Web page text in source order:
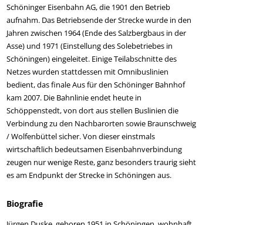
Schöninger Eisenbahn AG, die 1901 den Betrieb
aufnahm. Das Betriebsende der Strecke wurde in den
Jahren zwischen 1964 (Ende des Salzbergbaus in der
Asse) und 1971 (Einstellung des Solebetriebes in
Schöningen) eingeleitet. Einige Teilabschnitte des
Netzes wurden stattdessen mit Omnibuslinien
bedient, das finale Aus für den Schöninger Bahnhof
kam 2007. Die Bahnlinie endet heute in
Schöppenstedt, von dort aus stellen Buslinien die
Verbindung zu den Nachbarorten sowie Braunschweig
/ Wolfenbüttel sicher. Von dieser einstmals
wirtschaftlich bedeutsamen Eisenbahnverbindung
zeugen nur wenige Reste, ganz besonders traurig sieht
es am Endpunkt der Strecke in Schöningen aus.
Biografie